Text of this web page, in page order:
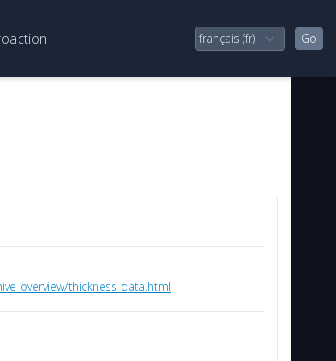
overview/thickness-data.html